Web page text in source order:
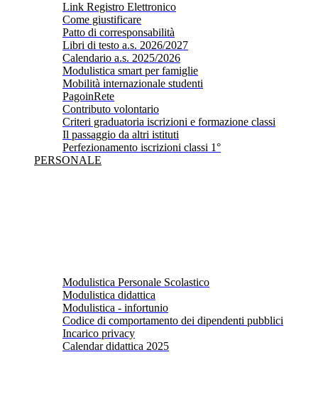
Link Registro Elettronico
Come giustificare
Patto di corresponsabilità
Libri di testo a.s. 2026/2027
Calendario a.s. 2025/2026
Modulistica smart per famiglie
Mobilità internazionale studenti
PagoinRete
Contributo volontario
Criteri graduatoria iscrizioni e formazione classi
Il passaggio da altri istituti
Perfezionamento iscrizioni classi 1°
PERSONALE
Modulistica Personale Scolastico
Modulistica didattica
Modulistica - infortunio
Codice di comportamento dei dipendenti pubblici
Incarico privacy
Calendar didattica 2025